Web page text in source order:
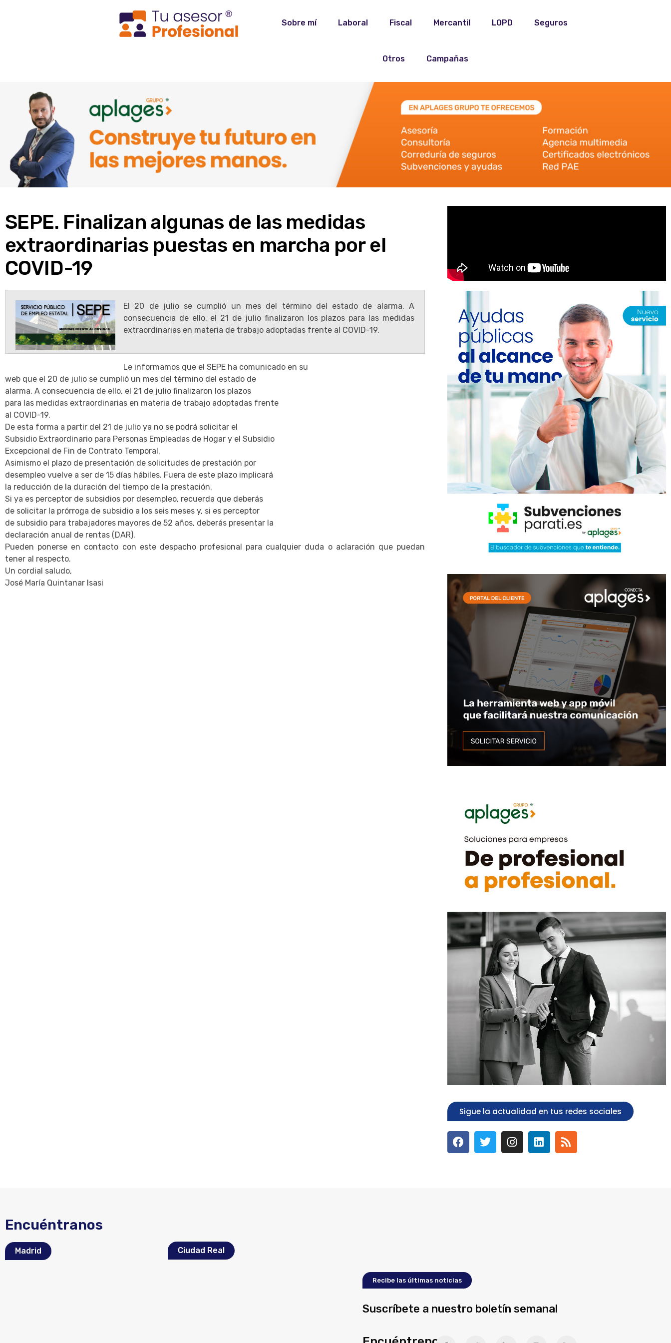
Sobre mí Laboral Fiscal Mercantil LOPD Seguros
Otros Campañas
SEPE. Finalizan algunas de las medidas
extraordinarias puestas en marcha por el
COVID-19
El 20 de julio se cumplió un mes del término del estado de alarma. A
consecuencia de ello, el 21 de julio finalizaron los plazos para las medidas
extraordinarias en materia de trabajo adoptadas frente al COVID-19.
Le informamos que el SEPE ha comunicado en su
web que el 20 de julio se cumplió un mes del término del estado de
alarma. A consecuencia de ello, el 21 de julio finalizaron los plazos
para las medidas extraordinarias en materia de trabajo adoptadas frente
al COVID-19.
De esta forma a partir del 21 de julio ya no se podrá solicitar el
Subsidio Extraordinario para Personas Empleadas de Hogar y el Subsidio
Excepcional de Fin de Contrato Temporal.
Asimismo el plazo de presentación de solicitudes de prestación por
desempleo vuelve a ser de 15 días hábiles. Fuera de este plazo implicará
la reducción de la duración del tiempo de la prestación.
Si ya es perceptor de subsidios por desempleo, recuerda que deberás
de solicitar la prórroga de subsidio a los seis meses y, si es perceptor
de subsidio para trabajadores mayores de 52 años, deberás presentar la
declaración anual de rentas (DAR).
Pueden ponerse en contacto con este despacho profesional para cualquier duda o aclaración que puedan
tener al respecto.
Un cordial saludo,
José María Quintanar Isasi
Sigue la actualidad en tus redes sociales
Encuéntranos
Madrid Ciudad Real
Recibe las últimas noticias
Suscríbete a nuestro boletín semanal